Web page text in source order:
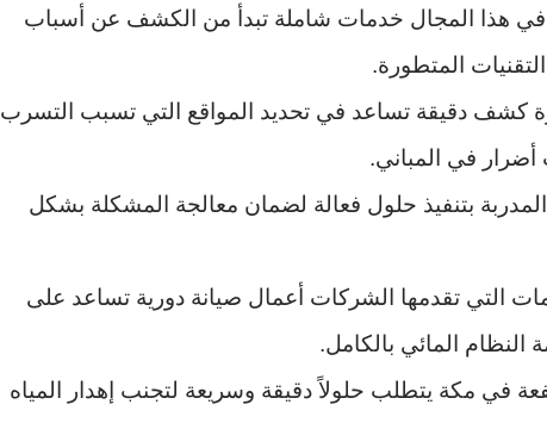
هذا المجال خدمات شاملة تبدأ من الكشف عن أسباب
المتطورة.
كشف دقيقة تساعد في تحديد المواقع التي تسبب التسرب
في المباني.
بتنفيذ حلول فعالة لضمان معالجة المشكلة بشكل
التي تقدمها الشركات أعمال صيانة دورية تساعد على
النظام المائي بالكامل.
في مكة يتطلب حلولاً دقيقة وسريعة لتجنب إهدار المياه